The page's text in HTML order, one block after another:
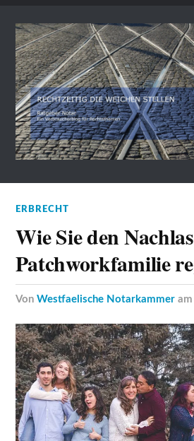
ERBRECHT
Wie Sie den
Patchworkfamilie
vonWestfaelische Notarkammer